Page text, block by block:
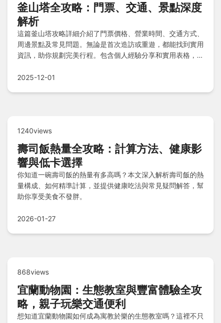
釜山塔全攻略：門票、交通、景點深度
解析
這篇釜山塔攻略詳細介紹了門票價格、營業時間、交通方式、
周邊景點及常見問題。無論是首次造訪或重遊，都能找到實用
資訊，助你規劃完美行程。包含個人經驗分享和實用表格，解
2025-12-01
1240views
壽司飯熱量全攻略：計算方法、健康影
響與低卡選擇
你知道一碗壽司飯的熱量有多高嗎？本文深入解析壽司飯的熱
量構成、如何精準計算，並提供健康吃法與常見疑問解答，幫
助你享受美食不發胖。
2026-01-27
868views
宜蘭動物園：生態教室與豐富體驗全攻
略，親子玩樂交通便利
想知道宜蘭動物園如何成為寓教於樂的生態教室嗎？這裡不只